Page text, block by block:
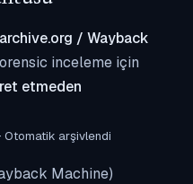
/ Wayback
inceleme için
etmeden
Otomatik arşivlendi
Machine)